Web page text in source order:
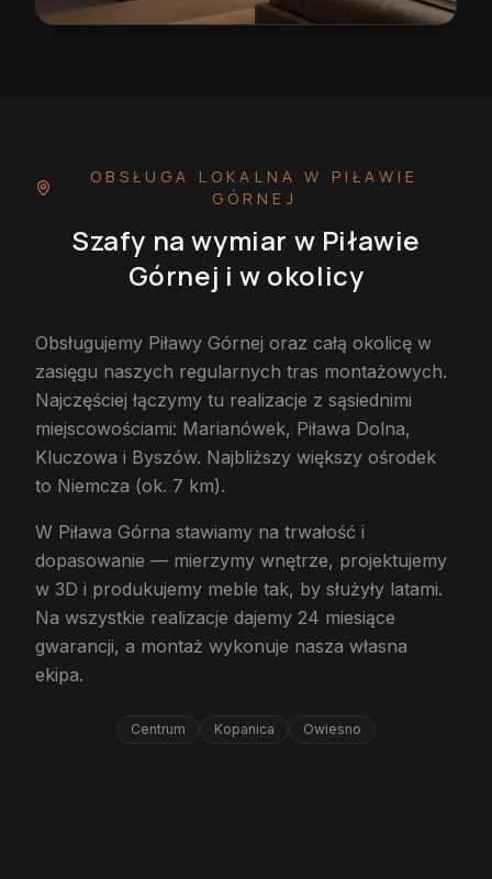
OBSŁUGA LOKALNAW PIŁAWIE
GÓRNEJ
Szafy na wymiar w Piławie
Górnej i w okolicy
Obsługujemy Piławy Górnej oraz całą okolicę w
zasięgu naszych regularnych tras montażowych.
Najczęściej łączymy tu realizacje z sąsiednimi
miejscowościami: Marianówek, Piława Dolna,
Kluczowa i Byszów. Najbliższy większy ośrodek
to Niemcza (ok. 7 km).
W Piława Górna stawiamy na trwałość i
dopasowanie — mierzymy wnętrze, projektujemy
w 3D i produkujemy meble tak, by służyły latami.
Na wszystkie realizacje dajemy 24 miesiące
gwarancji, a montaż wykonuje nasza własna
ekipa.
Centrum Kopanica Owiesno